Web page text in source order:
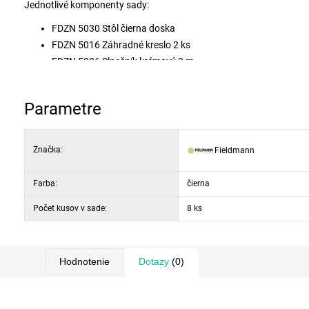
Jednotlivé komponenty sady:
FDZN 5030 Stôl čierna doska
FDZN 5016 Záhradné kreslo 2 ks
FDZN 5006 Slnečník krémový 3 m
Parametre
Značka: Fieldmann
Farba: čierna
Počet kusov v sade: 8 ks
Hodnotenie Dotazy (0)